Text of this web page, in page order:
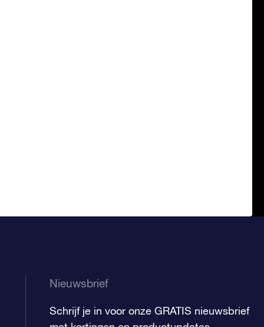
Nieuwsbrief
Schrijf je in voor onze GRATIS nieuwsbrief